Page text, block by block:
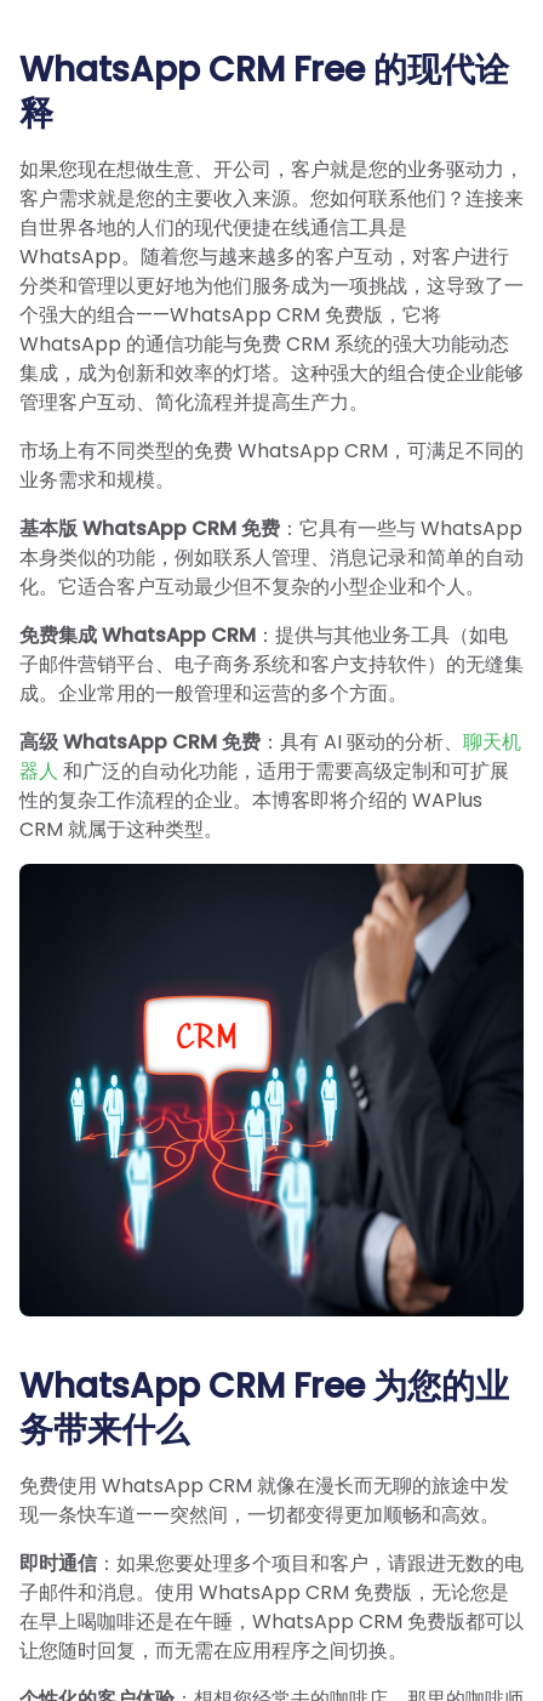
WhatsApp CRM Free 的现代诠
释
如果您现在想做生意、开公司，客户就是您的业务驱动力，
客户需求就是您的主要收入来源。您如何联系他们？连接来
自世界各地的人们的现代便捷在线通信工具是
WhatsApp。随着您与越来越多的客户互动，对客户进行
分类和管理以更好地为他们服务成为一项挑战，这导致了一
个强大的组合——WhatsApp CRM 免费版，它将
WhatsApp 的通信功能与免费 CRM 系统的强大功能动态
集成，成为创新和效率的灯塔。这种强大的组合使企业能够
管理客户互动、简化流程并提高生产力。
市场上有不同类型的免费 WhatsApp CRM，可满足不同的
业务需求和规模。
基本版 WhatsApp CRM 免费 ：它具有一些与 WhatsApp
本身类似的功能，例如联系人管理、消息记录和简单的自动
化。它适合客户互动最少但不复杂的小型企业和个人。
免费集成 WhatsApp CRM ：提供与其他业务工具（如电
子邮件营销平台、电子商务系统和客户支持软件）的无缝集
成。企业常用的一般管理和运营的多个方面。
高级 WhatsApp CRM 免费 ：具有 AI 驱动的分析、 聊天机
器人 和广泛的自动化功能，适用于需要高级定制和可扩展
性的复杂工作流程的企业。本博客即将介绍的 WAPlus
CRM 就属于这种类型。
WhatsApp CRM Free 为您的业
务带来什么
免费使用 WhatsApp CRM 就像在漫长而无聊的旅途中发
现一条快车道——突然间，一切都变得更加顺畅和高效。
即时通信 ：如果您要处理多个项目和客户，请跟进无数的电
子邮件和消息。使用 WhatsApp CRM 免费版，无论您是
在早上喝咖啡还是在午睡，WhatsApp CRM 免费版都可以
让您随时回复，而无需在应用程序之间切换。